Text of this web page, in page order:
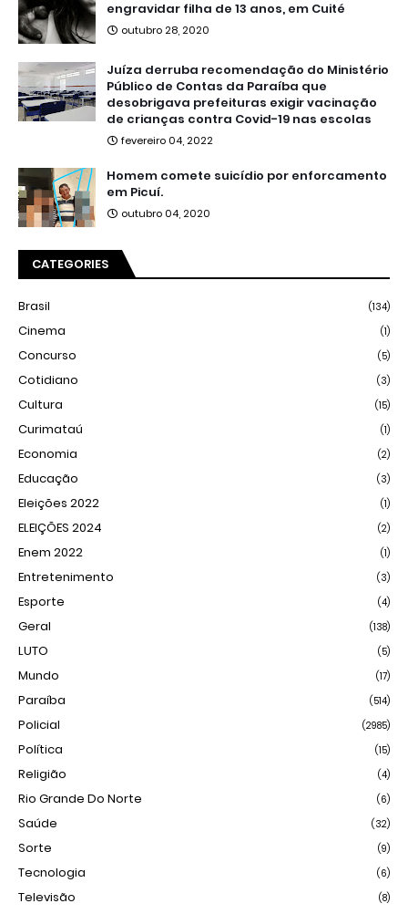
engravidar filha de 13 anos, em Cuité
outubro 28, 2020
Juíza derruba recomendação do Ministério
Público de Contas da Paraíba que
desobrigava prefeituras exigir vacinação
de crianças contra Covid-19 nas escolas
fevereiro 04, 2022
Homem comete suicídio por enforcamento
em Picuí.
outubro 04, 2020
CATEGORIES
Brasil (134)
Cinema (1)
Concurso (5)
Cotidiano (3)
Cultura (15)
Curimataú (1)
Economia (2)
Educação (3)
Eleições 2022 (1)
ELEIÇÕES 2024 (2)
Enem 2022 (1)
Entretenimento (3)
Esporte (4)
Geral (138)
LUTO (5)
Mundo (17)
Paraíba (514)
Policial (2985)
Política (15)
Religião (4)
Rio Grande Do Norte (6)
Saúde (32)
Sorte (9)
Tecnologia (6)
Televisão (8)